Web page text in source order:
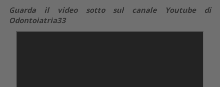
Guarda il video sotto sul canale Youtube di
Odontoiatria33